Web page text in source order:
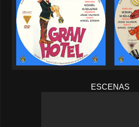
ESCENAS